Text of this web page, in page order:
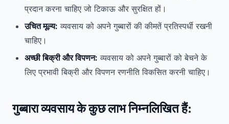
प्रदान करना चाहिए जो टिकाऊ और सुरक्षित हों।
उचित मूल्य: व्यवसाय को अपने गुब्बारों की कीमतें प्रतिस्पर्धी रखनी
चाहिए।
अच्छी बिक्री और विपणन: व्यवसाय को अपने गुब्बारों को बेचने के
लिए प्रभावी बिक्री और विपणन रणनीति विकसित करनी चाहिए।
गुब्बारा व्यवसाय के कुछ लाभ निम्नलिखित हैं: